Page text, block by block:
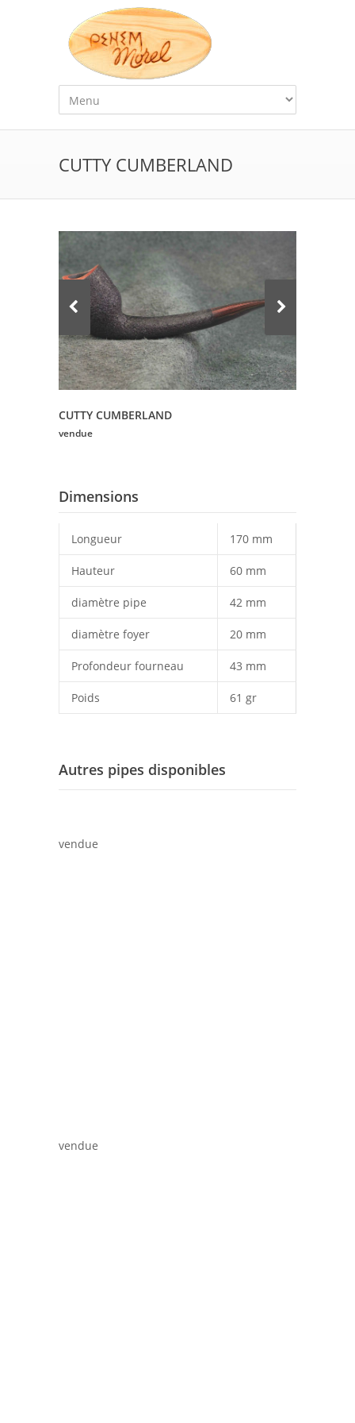
CUTTY CUMBERLAND
CUTTY CUMBERLAND
vendue
Dimensions
Longueur 170 mm
Hauteur 60 mm
diamètre pipe 42 mm
diamètre foyer 20 mm
Profondeur fourneau 43 mm
Poids 61 gr
Autres pipes disponibles
vendue
vendue